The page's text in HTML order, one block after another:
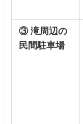
③ 滝周辺の
民間駐車場